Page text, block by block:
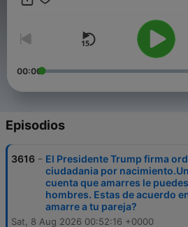
00:00
Episodios
3616 - El Presidente Trump firma
ciudadania por
cuenta que amarres le
hombres. Estas de acuerdo
amarre a tu pareja?
Sat, 8 Aug 2026 00:52:16 +0000